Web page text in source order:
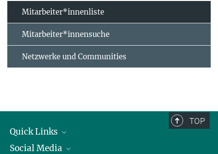
Mitarbeiter*innenliste
Mitarbeiter*innensuche
Netzwerke und Communities
TOP
Quick Links
Forschungsgruppen
Social Media